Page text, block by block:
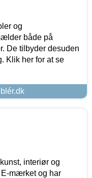
og
både på
De tilbyder desuden
Klik her for at se
interiør og
mærket og har